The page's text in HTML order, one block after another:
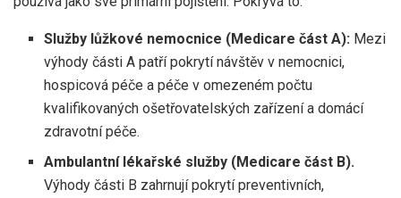
Služby lůžkové nemocnice (Medicare část A): Mezi
výhody části A patří pokrytí návštěv v nemocnici,
hospicová péče a péče v omezeném počtu
kvalifikovaných ošetřovatelských zařízení a domácí
zdravotní péče.
Ambulantní lékařské služby (Medicare část B).
Výhody části B zahrnují pokrytí preventivních,